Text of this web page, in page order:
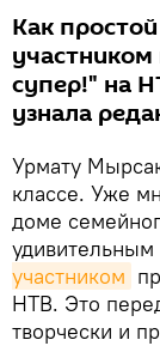
Как
супер!" на
узнала
Урмату
классе. Уже
доме
удивительным
участником
НТВ. Это
творчески и